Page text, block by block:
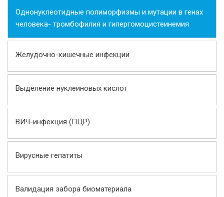
Однонуклеотидные полиморфизмы и мутации в генах
человека- тромбофилия и гипергомоцистеинемия
Желудочно-кишечные инфекции
Выделение нуклеиновых кислот
ВИЧ-инфекция (ПЦР)
Вирусные гепатиты
Валидация забора биоматериала